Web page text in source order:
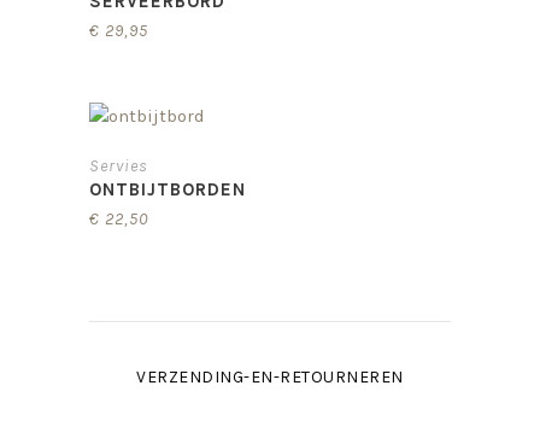
€ 29,95
Servies
ONTBIJTBORDEN
€ 22,50
VERZENDING-EN-RETOURNEREN